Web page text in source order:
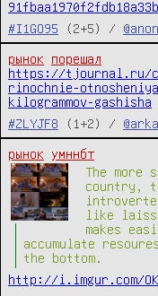
#I1GO95
(2+5) /
рынок
порешал
https://tjournal.ru/c/
rinochnie-
kilogrammov-gashisha
#ZLYJF8
(1+2) /
рынок
умннбт
The more
country,
like
makes
accumulate
the bottom.
http://i.imgur.com/